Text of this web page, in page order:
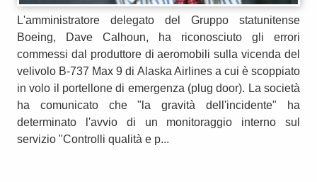
L'amministratore delegato del Gruppo statunitense
Boeing, Dave Calhoun, ha riconosciuto gli errori
commessi dal produttore di aeromobili sulla vicenda del
velivolo B-737 Max 9 di Alaska Airlines a cui è scoppiato
in volo il portellone di emergenza (plug door). La società
ha comunicato che "la gravità dell'incidente" ha
determinato l'avvio di un monitoraggio interno sul
servizio "Controlli qualità e p...